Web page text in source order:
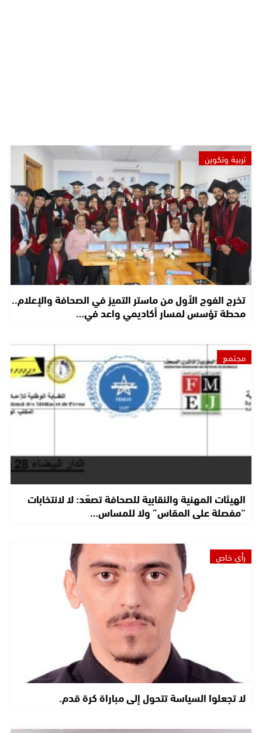
تربية وتكوين
تخرج الفوج الأول من ماستر التميز في الصحافة والإعلام..
محطة تؤسس لمسار أكاديمي واعد في…
مجتمع
الهيئات المهنية والنقابية للصحافة تصعّد: لا لانتخابات
“مفصلة على المقاس” ولا للمساس…
رأي خاص
لا تجعلوا السياسة تتحول إلى مباراة كرة قدم.